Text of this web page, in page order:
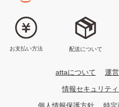
お支払い方法 配送について
attaについて 運
情報セキュリテ